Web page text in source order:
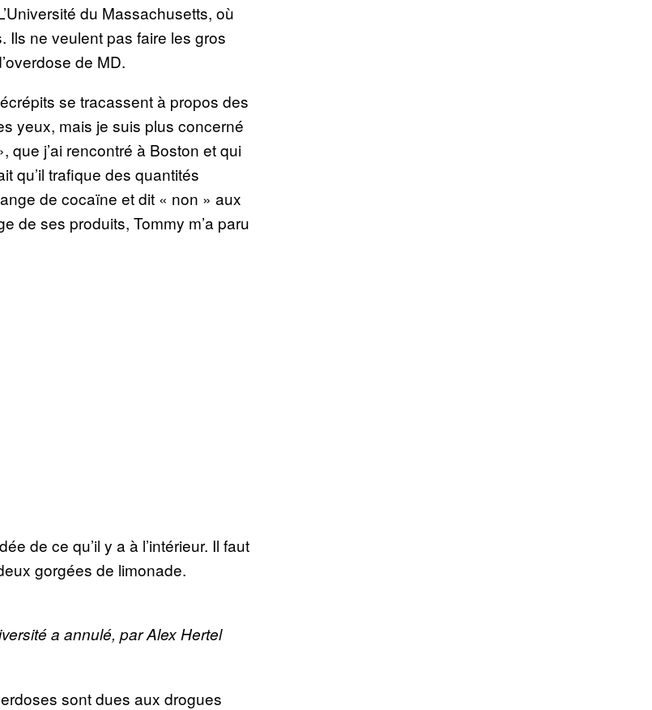
du Massachusetts, où
Ils ne veulent pas faire les gros
de MD.
se tracassent à propos des
yeux, mais je suis plus concerné
que j’ai rencontré à Boston et qui
qu’il trafique des quantités
de cocaïne et dit « non » aux
de ses produits, Tommy m’a paru
de ce qu’il y a à l’intérieur. Il faut
gorgées de limonade.
a annulé, par Alex Hertel
sont dues aux drogues